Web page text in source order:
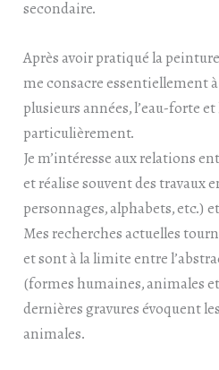
secondaire.
Après avoir pratiqué la
me consacre essentiellement
plusieurs années, l’eau-forte
particulièrement.
Je m’intéresse aux relations
et réalise souvent des travaux
personnages, alphabets, etc.)
Mes recherches actuelles
et sont à la limite entre
(formes humaines, animales
dernières gravures évoquent
animales.